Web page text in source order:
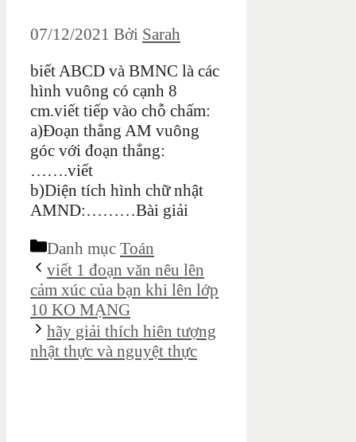
07/12/2021 Bởi Sarah
biết ABCD và BMNC là các
hình vuông có cạnh 8
cm.viết tiếp vào chỗ chấm:
a)Đoạn thẳng AM vuông
góc với đoạn thẳng:
…….viết
b)Diện tích hình chữ nhật
AMND:………Bài giải
Danh mục Toán
viết 1 đoạn văn nêu lên
cảm xúc của bạn khi lên lớp
10 KO MẠNG
hãy giải thích hiên tượng
nhật thực và nguyệt thực